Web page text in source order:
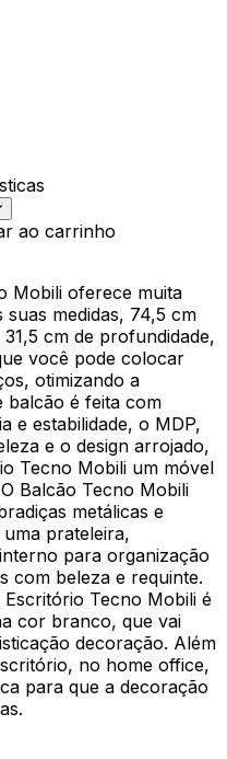
ao carrinho
Mobili oferece muita
suas medidas, 74,5 cm
cm de profundidade,
você pode colocar
otimizando a
balcão é feita com
e estabilidade, o MDP,
e o design arrojado,
Tecno Mobili um móvel
Balcão Tecno Mobili
metálicas e
prateleira,
para organização
com beleza e requinte.
Tecno Mobili é
cor branco, que vai
decoração. Além
no home office,
para que a decoração